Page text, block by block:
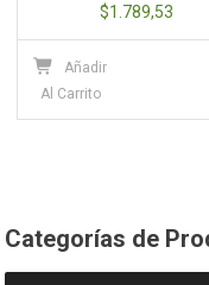
$1.789,53
Añadir
Al Carrito
Categorías de